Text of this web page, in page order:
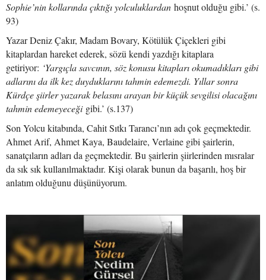
Sophie’nin kollarında çıktığı yolculuklardan hoşnut olduğu gibi.’ (s.
93)
Yazar Deniz Çakır, Madam Bovary, Kötülük Çiçekleri gibi
kitaplardan hareket ederek, sözü kendi yazdığı kitaplara
getiriyor: ‘Yargıçla savcının, söz konusu kitapları okumadıkları gibi
adlarını da ilk kez duyduklarını tahmin edemezdi. Yıllar sonra
Kürdçe şiirler yazarak belasını arayan bir küçük sevgilisi olacağını
tahmin edemeyeceğigibi.’ (s.137)
Son Yolcu kitabında, Cahit Sıtkı Tarancı’nın adı çok geçmektedir.
Ahmet Arif, Ahmet Kaya, Baudelaire, Verlaine gibi şairlerin,
sanatçıların adları da geçmektedir. Bu şairlerin şiirlerinden mısralar
da sık sık kullanılmaktadır. Kişi olarak bunun da başarılı, hoş bir
anlatım olduğunu düşünüyorum.